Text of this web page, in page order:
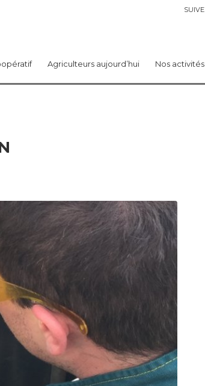
Agriculteurs aujourd’hui Nos activités